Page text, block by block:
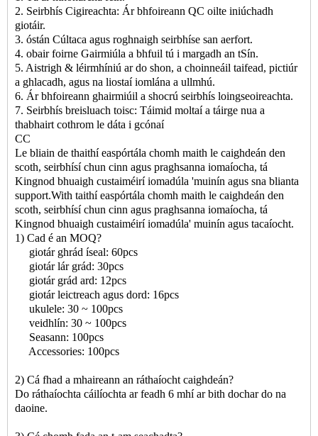
2. Seirbhís Cigireachta: Ár bhfoireann QC oilte iniúchadh
giotáir.
3. óstán Cúltaca agus roghnaigh seirbhíse san aerfort.
4. obair foirne Gairmiúla a bhfuil tú i margadh an tSín.
5. Aistrigh & léirmhíniú ar do shon, a choinneáil taifead, pictiúr
a ghlacadh, agus na liostaí iomlána a ullmhú.
6. Ár bhfoireann ghairmiúil a shocrú seirbhís loingseoireachta.
7. Seirbhís breisluach toisc: Táimid moltaí a táirge nua a
thabhairt cothrom le dáta i gcónaí
CC
Le bliain de thaithí easpórtála chomh maith le caighdeán den
scoth, seirbhísí chun cinn agus praghsanna iomaíocha, tá
Kingnod bhuaigh custaiméirí iomadúla 'muinín agus sna blianta
support.With taithí easpórtála chomh maith le caighdeán den
scoth, seirbhísí chun cinn agus praghsanna iomaíocha, tá
Kingnod bhuaigh custaiméirí iomadúla' muinín agus tacaíocht.
1) Cad é an MOQ?
giotár ghrád íseal: 60pcs
giotár lár grád: 30pcs
giotár grád ard: 12pcs
giotár leictreach agus dord: 16pcs
ukulele: 30 ~ 100pcs
veidhlín: 30 ~ 100pcs
Seasann: 100pcs
Accessories: 100pcs
2) Cá fhad a mhaireann an ráthaíocht caighdeán?
Do ráthaíochta cáilíochta ar feadh 6 mhí ar bith dochar do na
daoine.